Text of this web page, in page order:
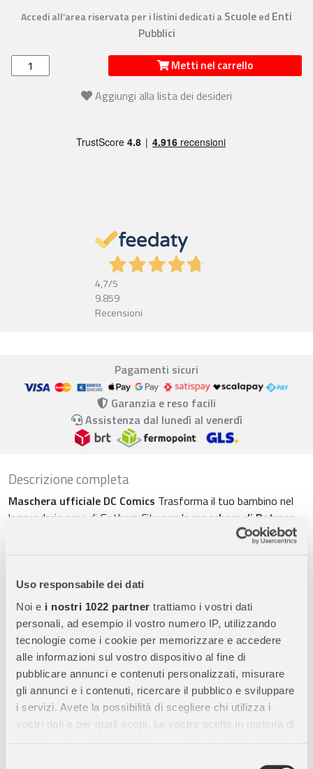
Uso responsabile dei dati
Noi e i nostri 1022 partner trattiamo i vostri dati
personali, ad esempio il vostro numero IP, utilizzando
tecnologie come i cookie per memorizzare e accedere
alle informazioni sul vostro dispositivo al fine di
pubblicare annunci e contenuti personalizzati, misurare
gli annunci e i contenuti, ricercare il pubblico e sviluppare
i servizi. Avete la possibilità di scegliere chi utilizza i
vostri dati e per quali scopi. Le vostre scelte in materia di
Accedi all’area riservata per i listini dedicati a Scuoleed Enti
Pubblici
Metti nel carrello
Aggiungi alla lista dei desideri
4,7/5
9.859
Recensioni
Pagamenti sicuri
Garanzia e reso facili
Assistenza dal lunedì al venerdì
Descrizione completa
Maschera ufficiale DC Comics Trasforma il tuo bambino nel
leggendario eroe di Gotham City con la maschera di Batman
. Perfetta per travestimenti, cosplay,
Accessorio per costume da supereroe
resistenti e sicuri, questa
un’esperienza di gioco duratura, stimolando fantasia e
creatività nei più piccoli.
Gioco di ruolo e fantasiaI bambini dai3 anni in su
vivere epiche avventure come veri supereroi della Justice
League, inventando storie e battaglie contro i supercriminali.
Vestibilità regolabile e comoda Grazie al cinturino regolabile,